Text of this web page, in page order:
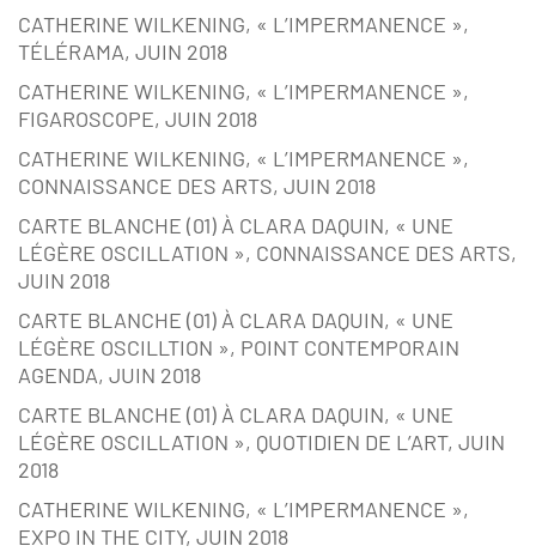
CATHERINE WILKENING, « L’IMPERMANENCE »,
TÉLÉRAMA, JUIN 2018
CATHERINE WILKENING, « L’IMPERMANENCE »,
FIGAROSCOPE, JUIN 2018
CATHERINE WILKENING, « L’IMPERMANENCE »,
CONNAISSANCE DES ARTS, JUIN 2018
CARTE BLANCHE (01) À CLARA DAQUIN, « UNE
LÉGÈRE OSCILLATION », CONNAISSANCE DES ARTS,
JUIN 2018
CARTE BLANCHE (01) À CLARA DAQUIN, « UNE
LÉGÈRE OSCILLTION », POINT CONTEMPORAIN
AGENDA, JUIN 2018
CARTE BLANCHE (01) À CLARA DAQUIN, « UNE
LÉGÈRE OSCILLATION », QUOTIDIEN DE L’ART, JUIN
2018
CATHERINE WILKENING, « L’IMPERMANENCE »,
EXPO IN THE CITY, JUIN 2018